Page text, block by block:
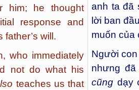
him; he thought
response and
father’s will.
who immediately
not do what his
teaches us that
anh ta đã
lời ban
muốn của
Người con
nhưng
cũng dạy